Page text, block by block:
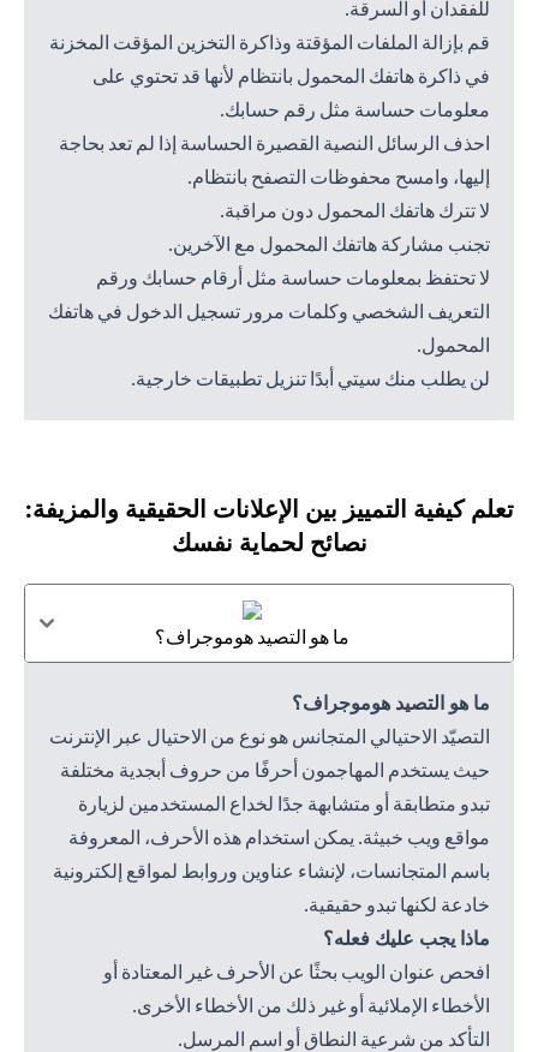
للفقدان أو السرقة.
قم بإزالة الملفات المؤقتة وذاكرة التخزين المؤقت المخزنة
في ذاكرة هاتفك المحمول بانتظام لأنها قد تحتوي على
معلومات حساسة مثل رقم حسابك.
احذف الرسائل النصية القصيرة الحساسة إذا لم تعد بحاجة
إليها، وامسح محفوظات التصفح بانتظام.
لا تترك هاتفك المحمول دون مراقبة.
تجنب مشاركة هاتفك المحمول مع الآخرين.
لا تحتفظ بمعلومات حساسة مثل أرقام حسابك ورقم
التعريف الشخصي وكلمات مرور تسجيل الدخول في هاتفك
المحمول.
لن يطلب منك سيتي أبدًا تنزيل تطبيقات خارجية.
تعلم كيفية التمييز بين الإعلانات الحقيقية والمزيفة:
نصائح لحماية نفسك
ما هو التصيد هوموجراف؟
ما هو التصيد هوموجراف؟
التصيّد الاحتيالي المتجانس هو نوع من الاحتيال عبر الإنترنت
حيث يستخدم المهاجمون أحرفًا من حروف أبجدية مختلفة
تبدو متطابقة أو متشابهة جدًا لخداع المستخدمين لزيارة
مواقع ويب خبيثة. يمكن استخدام هذه الأحرف، المعروفة
باسم المتجانسات، لإنشاء عناوين وروابط لمواقع إلكترونية
خادعة لكنها تبدو حقيقية.
ماذا يجب عليك فعله؟
افحص عنوان الويب بحثًا عن الأحرف غير المعتادة أو
الأخطاء الإملائية أو غير ذلك من الأخطاء الأخرى.
التأكد من شرعية النطاق أو اسم المرسل.